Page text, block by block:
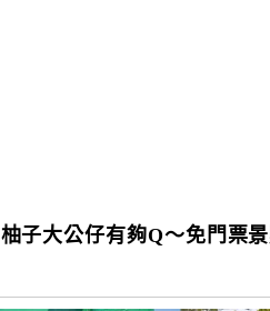
子大公仔有夠Q～免門票景